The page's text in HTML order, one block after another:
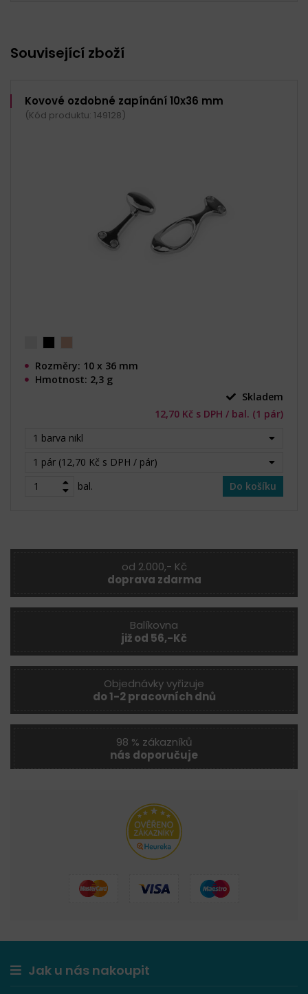
Související zboží
Kovové ozdobné zapínání 10x36 mm
(Kód produktu: 149128)
Rozměry: 10 x 36 mm
Hmotnost: 2,3 g
Skladem
12,70 Kč s DPH / bal. (1 pár)
1 barva nikl
1 pár (12,70 Kč s DPH / pár)
bal.
Do košíku
od 2.000,- Kč
doprava zdarma
Balíkovna
již od 56,-Kč
Objednávky vyřizuje
do 1-2 pracovních dnů
98 % zákazníků
nás doporučuje
Jak u nás nakoupit